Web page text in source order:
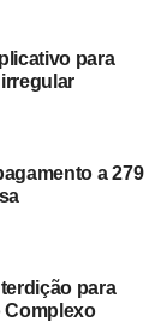
por
para
Play e App
da Justiça
para
a 279
para
Complexo